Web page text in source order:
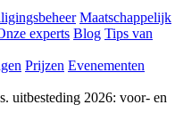
Maatschappelijk
experts Blog Tips van
Prijzen Evenementen
uitbesteding 2026: voor- en